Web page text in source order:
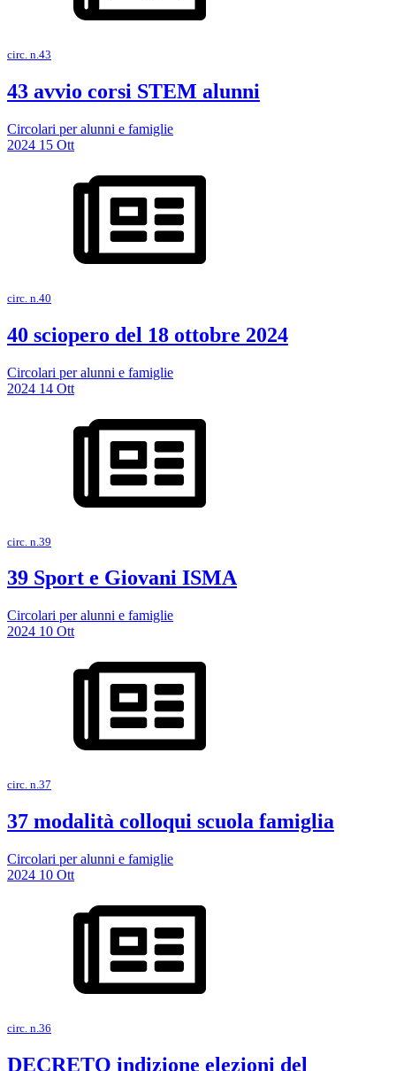
circ. n.43
43 avvio corsi STEM alunni
Circolari per alunni e famiglie
2024 15 Ott
circ. n.40
40 sciopero del 18 ottobre 2024
Circolari per alunni e famiglie
2024 14 Ott
circ. n.39
39 Sport e Giovani ISMA
Circolari per alunni e famiglie
2024 10 Ott
circ. n.37
37 modalità colloqui scuola famiglia
Circolari per alunni e famiglie
2024 10 Ott
circ. n.36
DECRETO indizione elezioni del